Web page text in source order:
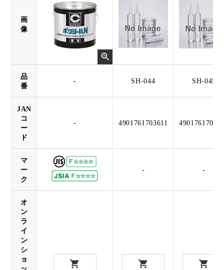
画
像
品
番
- SH-044 SH-045
JAN
コ
ー
ド
- 4901761703611
マ
ー
ク
- -
オ
ン
ラ
イ
ン
シ
ョ